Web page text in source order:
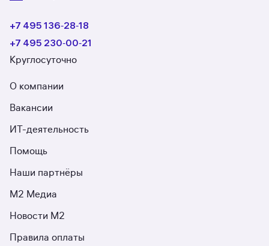
+7 495 136‑28‑18
+7 495 230‑00‑21
Круглосуточно
О компании
Вакансии
ИТ-деятельность
Помощь
Наши партнёры
М2 Медиа
Новости М2
Правила оплаты